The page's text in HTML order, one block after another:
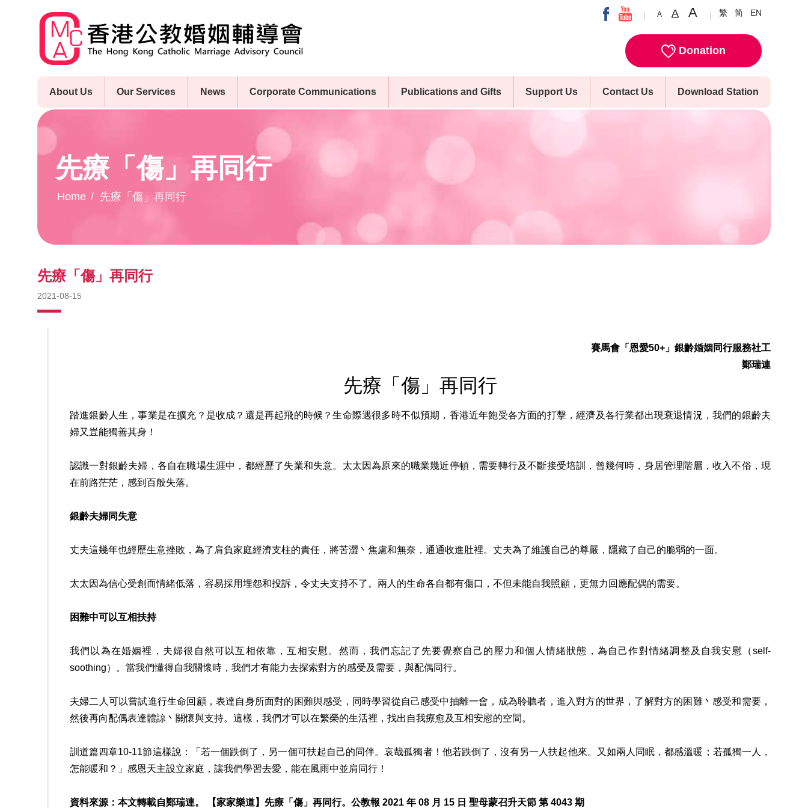
A A A 繁 简 EN
Donation
About Us Our Services News Corporate Communications Publications and Gifts Support Us Contact Us Download Station
先療「傷」再同行
Home 先療「傷」再同行
先療「傷」再同行
2021-08-15
賽馬會「恩愛50+」銀齡婚姻同行服務社工
鄭瑞連
先療「傷」再同行
踏進銀齡人生，事業是在擴充？是收成？還是再起飛的時候？生命際遇很多時不似預期，香港近年飽受各方面的打擊，經濟及各行業都出現衰退情況，我們的銀齡夫
婦又豈能獨善其身！
認識一對銀齡夫婦，各自在職場生涯中，都經歷了失業和失意。太太因為原來的職業幾近停頓，需要轉行及不斷接受培訓，曾幾何時，身居管理階層，收入不俗，現
在前路茫茫，感到百般失落。
銀齡夫婦同失意
丈夫這幾年也經歷生意挫敗，為了肩負家庭經濟支柱的責任，將苦澀丶焦慮和無奈，通通收進肚裡。丈夫為了維護自己的尊嚴，隱藏了自己的脆弱的一面。
太太因為信心受創而情緒低落，容易採用埋怨和投訴，令丈夫支持不了。兩人的生命各自都有傷口，不但未能自我照顧，更無力回應配偶的需要。
困難中可以互相扶持
我們以為在婚姻裡，夫婦很自然可以互相依靠，互相安慰。然而，我們忘記了先要覺察自己的壓力和個人情緒狀態，為自己作對情緒調整及自我安慰（self-
soothing）。當我們懂得自我關懷時，我們才有能力去探索對方的感受及需要，與配偶同行。
夫婦二人可以嘗試進行生命回顧，表達自身所面對的困難與感受，同時學習從自己感受中抽離一會，成為聆聽者，進入對方的世界，了解對方的困難丶感受和需要，
然後再向配偶表達體諒丶關懷與支持。這樣，我們才可以在繁榮的生活裡，找出自我療愈及互相安慰的空間。
訓道篇四章10-11節這樣說：「若一個跌倒了，另一個可扶起自己的同伴。哀哉孤獨者！他若跌倒了，沒有另一人扶起他來。又如兩人同眠，都感溫暖；若孤獨一人，
怎能暖和？」感恩天主設立家庭，讓我們學習去愛，能在風雨中並肩同行！
資料來源：本文轉載自鄭瑞連。 【家家樂道】先療「傷」再同行。公教報 2021 年 08 月 15 日 聖母蒙召升天節 第 4043 期